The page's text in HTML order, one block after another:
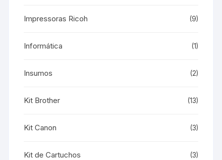
Impressoras Ricoh (9)
Informática (1)
Insumos (2)
Kit Brother (13)
Kit Canon (3)
Kit de Cartuchos (3)